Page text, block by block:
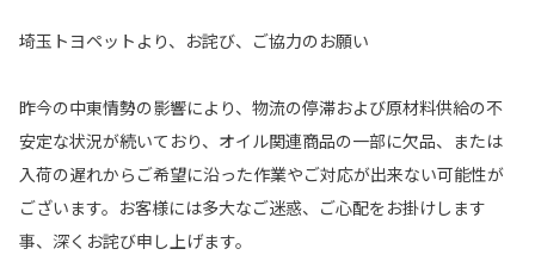
埼玉トヨペットより、お詫び、ご協力のお願い
昨今の中東情勢の影響により、物流の停滞および原材料供給の不
安定な状況が続いており、オイル関連商品の一部に欠品、または
入荷の遅れからご希望に沿った作業やご対応が出来ない可能性が
ございます。お客様には多大なご迷惑、ご心配をお掛けします
事、深くお詫び申し上げます。